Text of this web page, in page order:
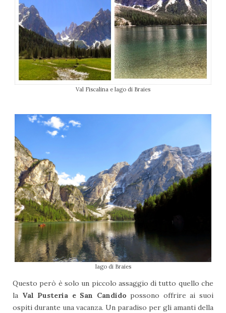
Val Fiscalina e lago di Braies
lago di Braies
Questo però è solo un piccolo assaggio di tutto quello che
la Val Pusteria e San Candido possono offrire ai suoi
ospiti durante una vacanza. Un paradiso per gli amanti della